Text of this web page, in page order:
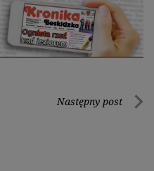
Następny post